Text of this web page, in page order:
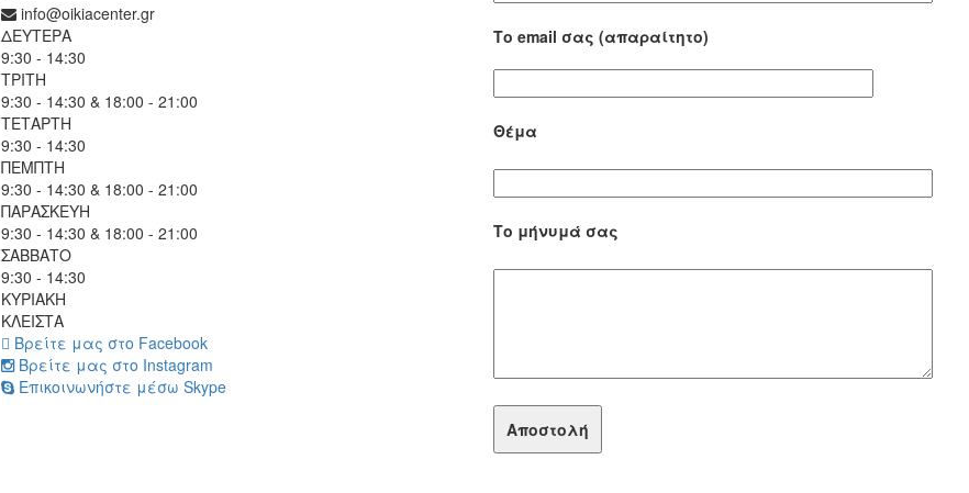
info@oikiacenter.gr
ΔΕΥΤΕΡΑ
9:30 - 14:30
ΤΡΙΤΗ
9:30 - 14:30 & 18:00 - 21:00
ΤΕΤΑΡΤΗ
9:30 - 14:30
ΠΕΜΠΤΗ
9:30 - 14:30 & 18:00 - 21:00
ΠΑΡΑΣΚΕΥΗ
9:30 - 14:30 & 18:00 - 21:00
ΣΑΒΒΑΤΟ
9:30 - 14:30
ΚΥΡΙΑΚΗ
ΚΛΕΙΣΤΑ
Βρείτε μας στο Facebook
Βρείτε μας στο Instagram
Επικοινωνήστε μέσω Skype
Το email σας (απαραίτητο)
Θέμα
Το μήνυμά σας